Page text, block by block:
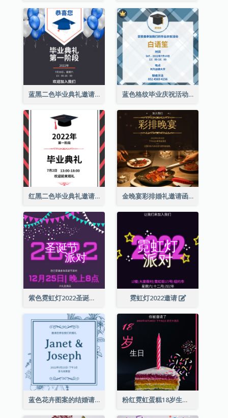
蓝黑二色毕业典礼邀请函 蓝色格纹毕业庆祝活动邀请函
红黑二色毕业典礼邀请函 金晚宴彩排婚礼邀请函
紫色霓虹灯2022圣诞晚会邀请函 霓虹灯2022邀请
蓝色花卉图案的结婚请柬 粉红霓虹蛋糕18岁生日请柬